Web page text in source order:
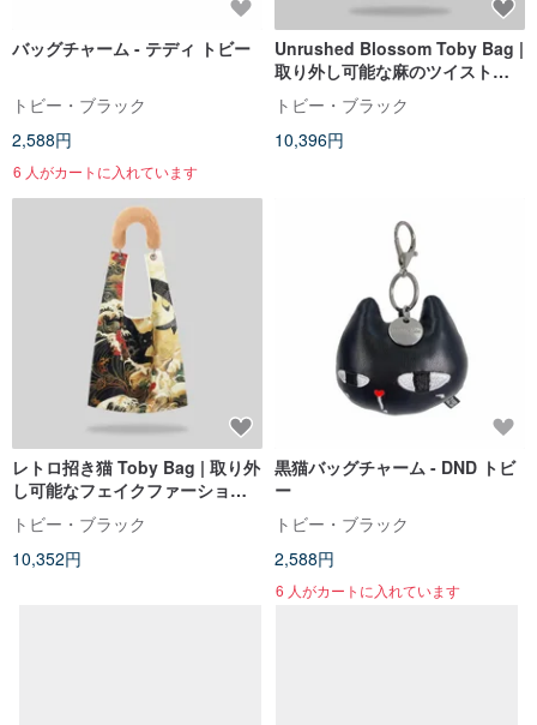
バッグチャーム - テディ トビー
トビー・ブラック
2,588円
6 人がカートに入れています
Unrushed Blossom Toby Bag |
取り外し可能な麻のツイストシ
ョルダーストラップ付き
トビー・ブラック
10,396円
レトロ招き猫 Toby Bag | 取り外
し可能なフェイクファーショル
ダーストラップ付き
トビー・ブラック
10,352円
黒猫バッグチャーム - DND トビ
ー
トビー・ブラック
2,588円
6 人がカートに入れています